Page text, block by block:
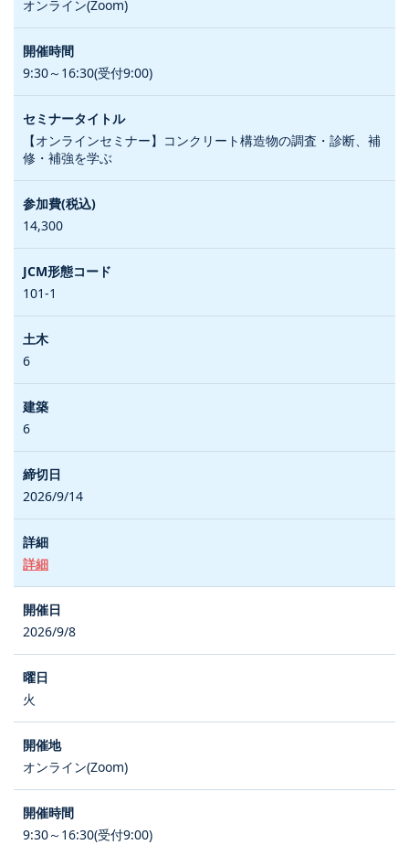
オンライン(Zoom)
9:30～16:30(受付9:00)
【オンラインセミナー】コンクリート構造物の調査・診断、補
修・補強を学ぶ
14,300
101-1
6
6
2026/9/14
詳細
2026/9/8
火
オンライン(Zoom)
9:30～16:30(受付9:00)